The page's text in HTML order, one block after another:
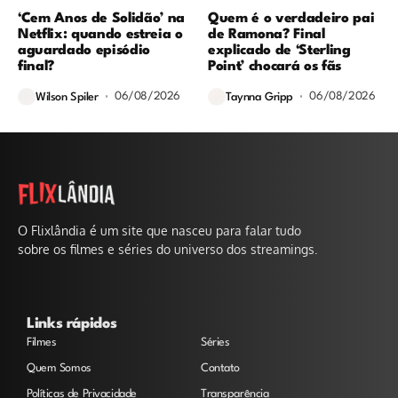
‘Cem Anos de Solidão’ na
Netflix: quando estreia o
aguardado episódio
final?
Wilson Spiler 06/08/2026
Quem é o verdadeiro pai
de Ramona? Final
explicado de ‘Sterling
Point’ chocará os fãs
Taynna Gripp 06/08/2026
O Flixlândia é um site que nasceu para falar tudo
sobre os filmes e séries do universo dos streamings.
Links rápidos
Filmes Séries
Quem Somos Contato
Políticas de Privacidade Transparência